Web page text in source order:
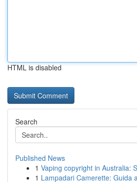
HTML is disabled
Search
Published News
1 Vaping copyright in Australia:
1 Lampadari Camerette: Guida